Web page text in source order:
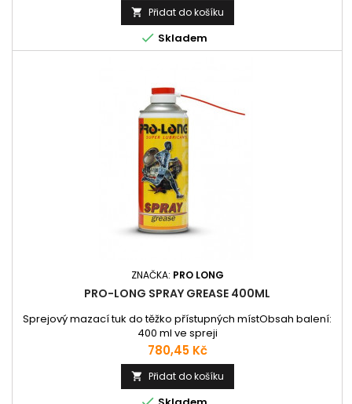
 Přidat do košíku
 Skladem
ZNAČKA: PRO LONG
PRO-LONG SPRAY GREASE 400ML
Sprejový mazací tuk do těžko přístupných místObsah balení:
400 ml ve spreji
Cena
780,45 Kč
 Přidat do košíku